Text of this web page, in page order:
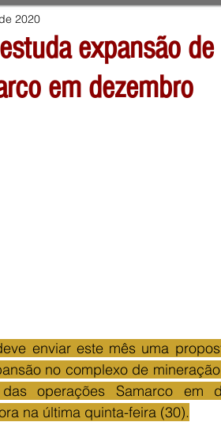
expansão
em dezembro
2020
enviar este mês uma
no complexo de
operações Samarco em
na última quinta-feira (30).